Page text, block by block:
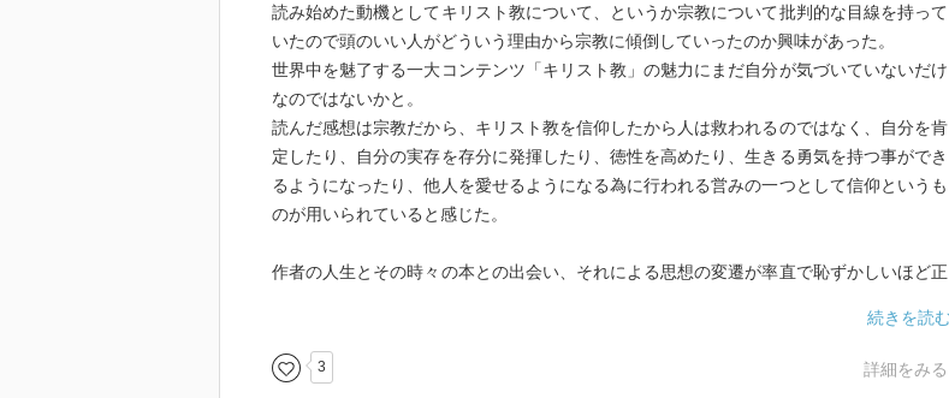
読み始めた動機としてキリスト教について、というか宗教について批判的な目線を持って
いたので頭のいい人がどういう理由から宗教に傾倒していったのか興味があった。
世界中を魅了する一大コンテンツ「キリスト教」の魅力にまだ自分が気づいていないだけ
なのではないかと。
読んだ感想は宗教だから、キリスト教を信仰したから人は救われるのではなく、自分を肯
定したり、自分の実存を存分に発揮したり、徳性を高めたり、生きる勇気を持つ事ができ
るようになったり、他人を愛せるようになる為に行われる営みの一つとして信仰というも
のが用いられていると感じた。
作者の人生とその時々の本との出会い、それによる思想の変遷が率直で恥ずかしいほど正
以下印象に残ったところ
3 詳細をみる